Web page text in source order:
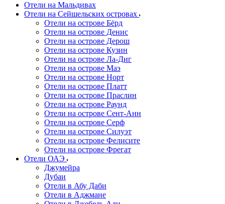
Отели на Мальдивах
Отели на Сейшельских островах
Отели на острове Бёрд
Отели на острове Денис
Отели на острове Дерош
Отели на острове Кузин
Отели на острове Ла-Диг
Отели на острове Маэ
Отели на острове Норт
Отели на острове Платт
Отели на острове Праслин
Отели на острове Раунд
Отели на острове Сент-Анн
Отели на острове Серф
Отели на острове Силуэт
Отели на острове Фелисите
Отели на острове Фрегат
Отели ОАЭ
Джумейра
Дубаи
Отели в Абу Даби
Отели в Аджмане